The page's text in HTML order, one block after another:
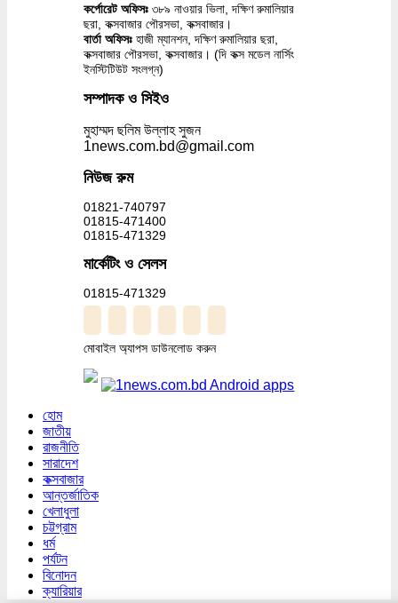
কর্পোরেট অফিসঃ ৩৮৯ নাওয়ার ভিলা, দক্ষিণ রুমালিয়ার
ছরা, কক্সবাজার পৌরসভা, কক্সবাজার।
বার্তা অফিসঃহাজী ম্যানশন, দক্ষিণ রুমালিয়ার ছরা,
কক্সবাজার পৌরসভা, কক্সবাজার। (দি কক্স মডেল নার্সিং
ইনস্টিটিউট সংলগ্ন)
সম্পাদক ও সিইও
মুহাম্মদ ছলিম উল্লাহ সুজন
1news.com.bd@gmail.com
নিউজ রুম
01821-740797
01815-471400
01815-471329
মার্কেটিং ও সেলস
01815-471329
মোবাইল অ্যাপস ডাউনলোড করুন
হোম
জাতীয়
রাজনীতি
সারাদেশ
কক্সবাজার
আন্তর্জাতিক
খেলাধুলা
চট্টগ্রাম
ধর্ম
পর্যটন
বিনোদন
ক্যারিয়ার